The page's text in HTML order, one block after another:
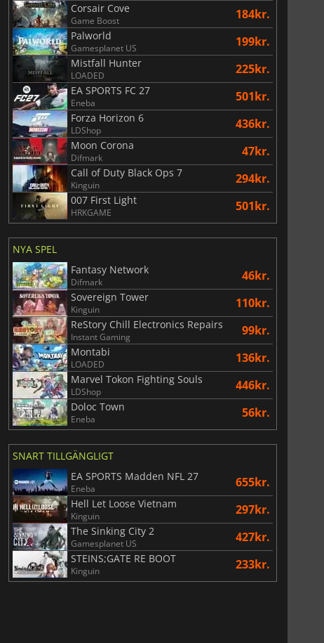
Corsair Cove
Game Boost 184kr.
Palworld
Gamesplanet US 199kr.
Mistfall Hunter
LOADED 225kr.
EA SPORTS FC 27
Eneba 501kr.
Forza Horizon 6
LDShop 436kr.
Moon Corona
Difmark 47kr.
Call of Duty Black Ops 7
Kinguin 294kr.
007 First Light
HRKGAME 501kr.
NYA SPEL
Fantasy Network
Difmark 46kr.
Sovereign Tower
Kinguin 110kr.
ReStory Chill Electronics Repairs
Instant Gaming 99kr.
Montabi
LOADED 136kr.
Marvel Tokon Fighting Souls
LDShop 446kr.
Doloc Town
Eneba 56kr.
SNART TILLGÄNGLIGT
EA SPORTS Madden NFL 27
Eneba 655kr.
Hell Let Loose Vietnam
Kinguin 297kr.
The Sinking City 2
Gamesplanet US 427kr.
STEINS;GATE RE BOOT
Kinguin 233kr.